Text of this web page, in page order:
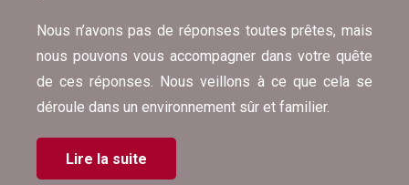
Nous n’avons pas de réponses toutes prêtes, mais
nous pouvons vous accompagner dans votre quête
de ces réponses. Nous veillons à ce que cela se
déroule dans un environnement sûr et familier.
Lire la suite